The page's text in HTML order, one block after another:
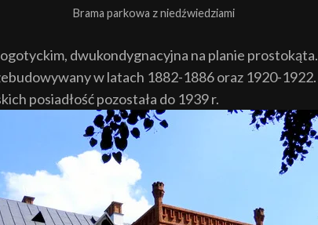
Brama parkowa z niedźwiedziami
dwukondygnacyjna na planie prostokąta.
w latach 1882-1886 oraz 1920-1922.
posiadłość pozostała do 1939 r.